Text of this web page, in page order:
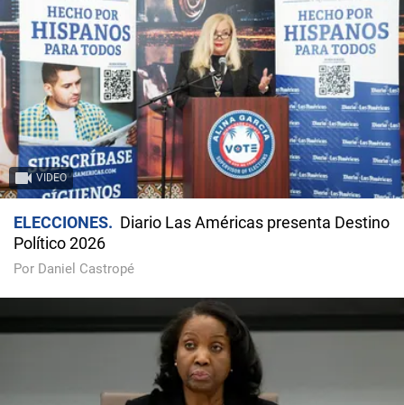
VIDEO
ELECCIONES
Diario Las Américas presenta Destino
Político 2026
Por Daniel Castropé